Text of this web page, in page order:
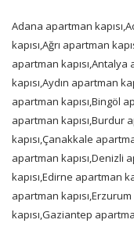
Adana apartman
kapısı,Ağrı apartman
apartman kapısı,Antalya
kapısı,Aydın apartman
apartman kapısı,Bingöl
apartman kapısı,Burdur
kapısı,Çanakkale
apartman kapısı,Denizli
kapısı,Edirne apartman
apartman
kapısı,Gaziantep